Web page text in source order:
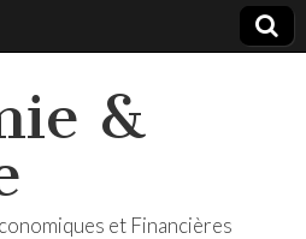
&
et Financières